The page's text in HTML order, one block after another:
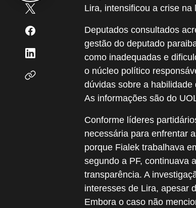
Lira, intensificou a crise
Deputados consultados
gestão do deputado
como inadequadas e
o núcleo político
dúvidas sobre a
As informações são do
Conforme líderes
necessária para enfrentar
porque Fialek trabalhava
segundo a PF, continuava
transparência. A
interesses de Lira, apesar
Embora o caso não